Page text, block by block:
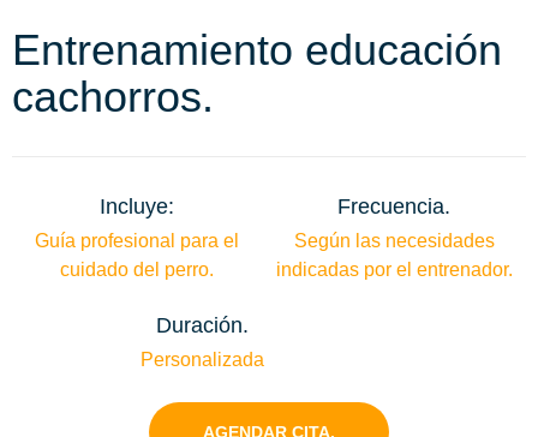
Entrenamiento educación
cachorros.
Incluye:
Guía profesional para el
cuidado del perro.
Frecuencia.
Según las necesidades
indicadas por el entrenador.
Duración.
Personalizada
AGENDAR CITA.